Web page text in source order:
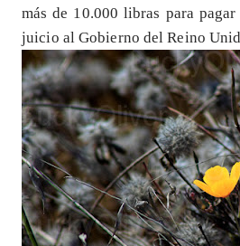
más de 10.000 libras para
juicio al Gobierno del Reino